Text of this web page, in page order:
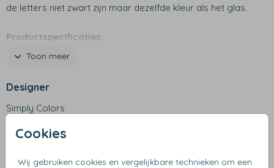
Cookies
Wij gebruiken cookies en vergelijkbare technieken om een
de letters niet zwart zijn maar dezelfde kleur als het glas.
Productspecificaties
- Afmetingen: 8 x 8 x 15 cm
- Materiaal: glas
- Design wordt in het glas gegraveerd
- Vaatwasserbestendig
Toon meer
Designer
Simply Colors
Collectie